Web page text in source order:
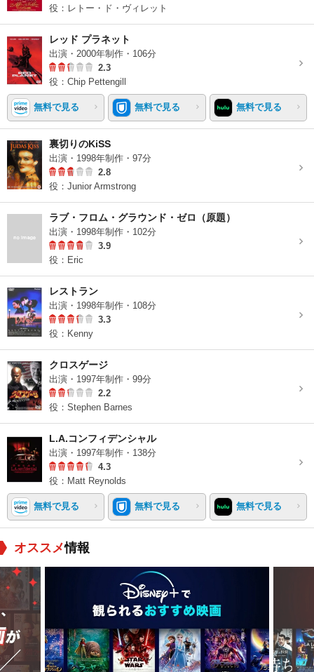
役：レトー・ド・ヴィレット
レッド プラネット
出演・2000年制作・106分
2.3
役：Chip Pettengill
無料で見る 無料で見る 無料で見る
裏切りのKiSS
出演・1998年制作・97分
2.8
役：Junior Armstrong
ラブ・フロム・グラウンド・ゼロ（原題）
出演・1998年制作・102分
3.9
役：Eric
レストラン
出演・1998年制作・108分
3.3
役：Kenny
クロスゲージ
出演・1997年制作・99分
2.2
役：Stephen Barnes
L.A.コンフィデンシャル
出演・1997年制作・138分
4.3
役：Matt Reynolds
無料で見る 無料で見る 無料で見る
オススメ情報